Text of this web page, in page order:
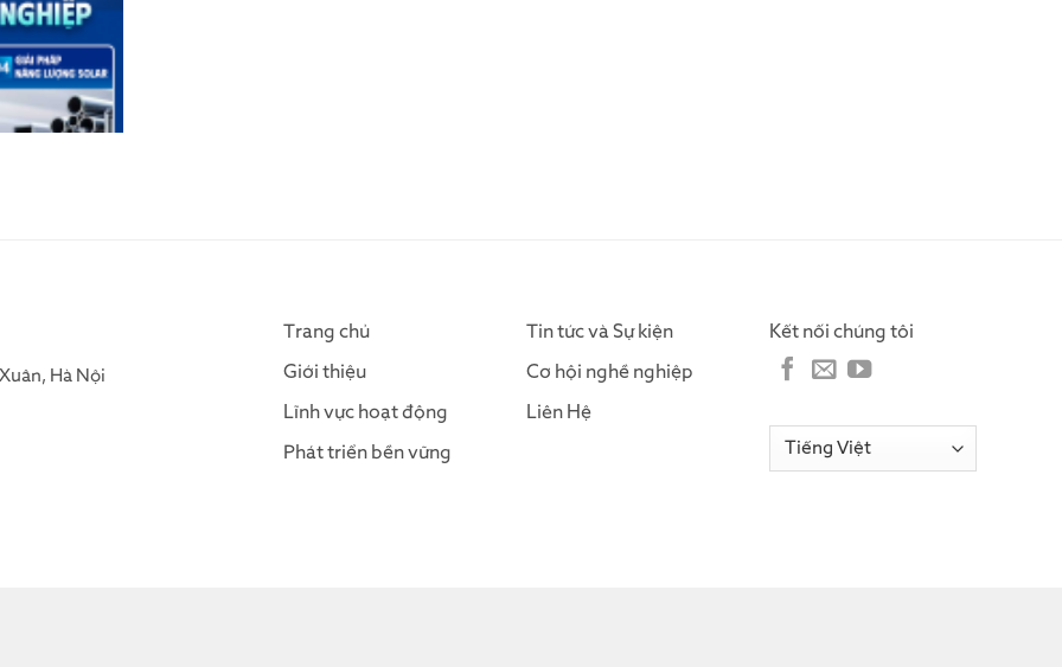
Hà Nội
Trang chủ
Giới thiệu
Lĩnh vực hoạt động
Phát triển bền vững
Tin tức và Sự kiện
Cơ hội nghề nghiệp
Liên Hệ
Kết nối chúng tôi